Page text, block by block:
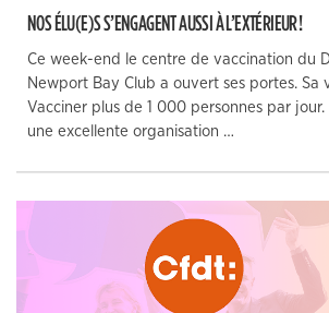
NOS ÉLU(E)S S’ENGAGENT AUSSI À L’EXTÉRIEUR !
Ce week-end le centre de vaccination du
Newport Bay Club a ouvert ses portes. Sa
Vacciner plus de 1 000 personnes par jour.
une excellente organisation …